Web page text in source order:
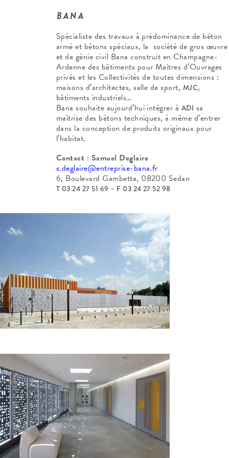
BANA
Spécialiste des travaux à prédominance de béton
armé et bétons spéciaux, la société de gros œuvre
et de génie civil Bana construit en Champagne-
Ardenne des bâtiments pour Maitres d’Ouvrages
privés et les Collectivités de toutes dimensions :
maisons d’architectes, salle de sport, MJC,
bâtiments industriels…
Bana souhaite aujourd’hui intégrer à ADI sa
maîtrise des bétons techniques, à même d’entrer
dans la conception de produits originaux pour
l’habitat.
Contact : Samuel Deglaire
s.deglaire@entreprise-bana.fr
6, Boulevard Gambetta, 08200 Sedan
T 03 24 27 51 69 – F 03 24 27 52 98